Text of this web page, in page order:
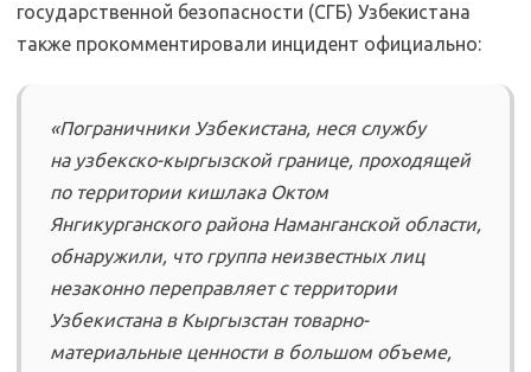
государственной безопасности (СГБ) Узбекистана
также прокомментировали инцидент официально:
«Пограничники Узбекистана, неся службу
на узбекско-кыргызской границе, проходящей
по территории кишлака Октом
Янгикурганского района Наманганской области,
обнаружили, что группа неизвестных лиц
незаконно переправляет с территории
Узбекистана в Кыргызстан товарно-
материальные ценности в большом объеме,